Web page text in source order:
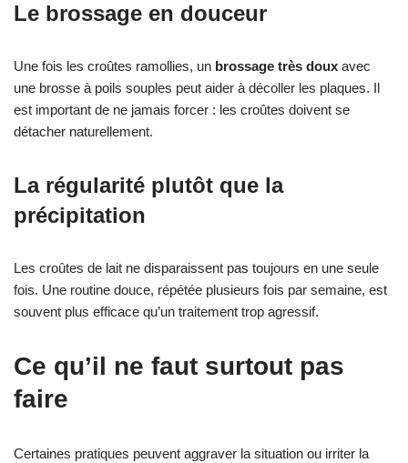
Le brossage en douceur
Une fois les croûtes ramollies, un brossage très doux avec
une brosse à poils souples peut aider à décoller les plaques. Il
est important de ne jamais forcer : les croûtes doivent se
détacher naturellement.
La régularité plutôt que la
précipitation
Les croûtes de lait ne disparaissent pas toujours en une seule
fois. Une routine douce, répétée plusieurs fois par semaine, est
souvent plus efficace qu’un traitement trop agressif.
Ce qu’il ne faut surtout pas
faire
Certaines pratiques peuvent aggraver la situation ou irriter la